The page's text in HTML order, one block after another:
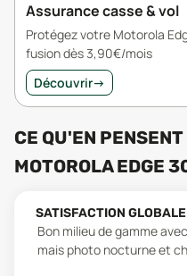
Assurance casse & vol
Protégez votre Motorola
fusion dès 3,90€/mois
Découvrir→
CE QU'EN
MOTOROLA EDGE
SATISFACTION GLOBALE
Bon milieu de gamme
mais photo nocturne et